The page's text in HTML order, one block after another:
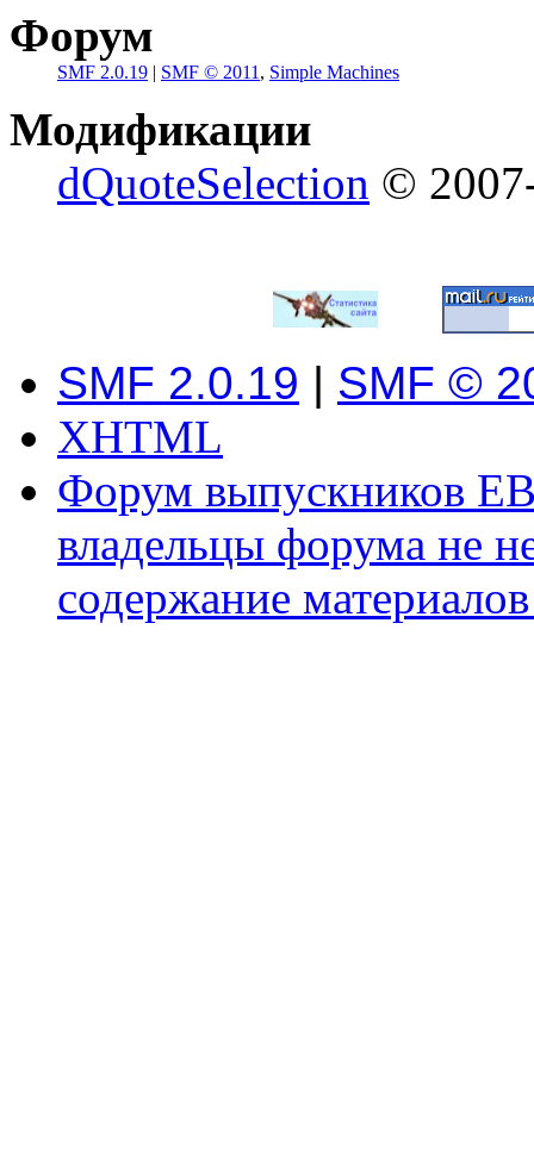
Форум
SMF 2.0.19 | SMF © 2011 , Simple Machines
Модификации
dQuoteSelection ©
SMF 2.0.19 | SMF ©
XHTML
Форум выпускников
владельцы форума не
содержание